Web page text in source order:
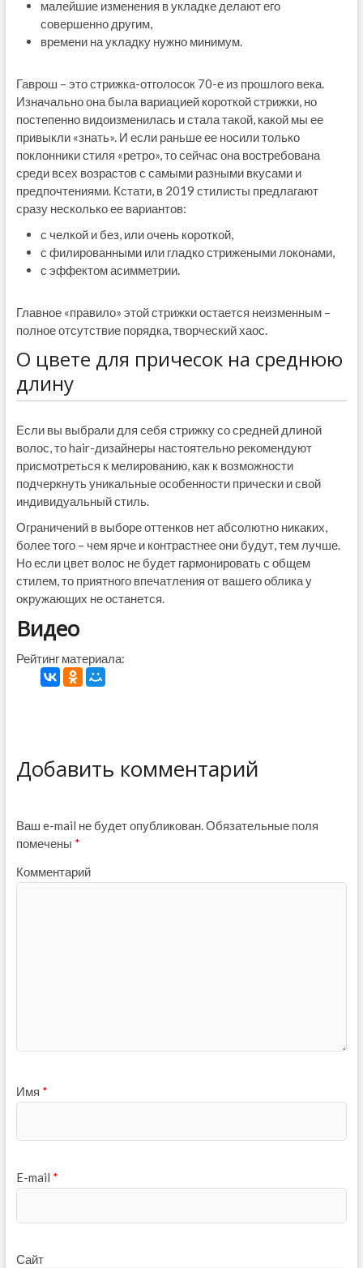
малейшие изменения в укладке делают его
совершенно другим,
времени на укладку нужно минимум.
Гаврош – это стрижка-отголосок 70-е из прошлого века.
Изначально она была вариацией короткой стрижки, но
постепенно видоизменилась и стала такой, какой мы ее
привыкли «знать». И если раньше ее носили только
поклонники стиля «ретро», то сейчас она востребована
среди всех возрастов с самыми разными вкусами и
предпочтениями. Кстати, в 2019 стилисты предлагают
сразу несколько ее вариантов:
с челкой и без, или очень короткой,
с филированными или гладко стрижеными локонами,
с эффектом асимметрии.
Главное «правило» этой стрижки остается неизменным –
полное отсутствие порядка, творческий хаос.
О цвете для причесок на среднюю
длину
Если вы выбрали для себя стрижку со средней длиной
волос, то hair-дизайнеры настоятельно рекомендуют
присмотреться к мелированию, как к возможности
подчеркнуть уникальные особенности прически и свой
индивидуальный стиль.
Ограничений в выборе оттенков нет абсолютно никаких,
более того – чем ярче и контрастнее они будут, тем лучше.
Но если цвет волос не будет гармонировать с общем
стилем, то приятного впечатления от вашего облика у
окружающих не останется.
Видео
Рейтинг материала:
Добавить комментарий
Ваш e-mail не будет опубликован. Обязательные поля
помечены *
Комментарий
Имя *
E-mail *
Сайт